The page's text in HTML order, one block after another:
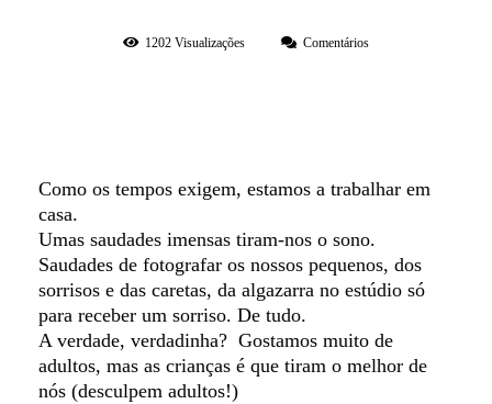
1202 Visualizações Comentários
Como os tempos exigem, estamos a trabalhar em
casa.
Umas saudades imensas tiram-nos o sono.
Saudades de fotografar os nossos pequenos, dos
sorrisos e das caretas, da algazarra no estúdio só
para receber um sorriso. De tudo.
A verdade, verdadinha? Gostamos muito de
adultos, mas as crianças é que tiram o melhor de
nós (desculpem adultos!)